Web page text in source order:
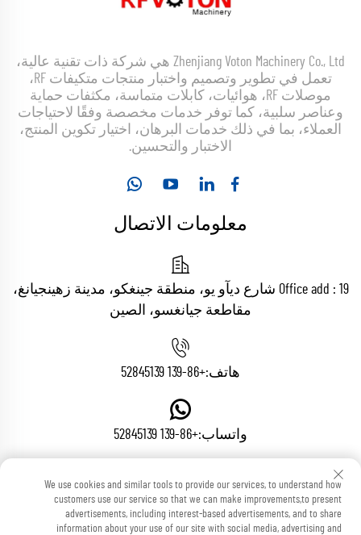
Zhenjiang Voton Machinery Co., Ltd هي شركة ذات تقنية عالية،
تعمل في تطوير وتصميم واختبار منتجات متكيفات RF،
موصلات RF، هوائيات، كابلات متماسة، مكثفات حماية
وعناصر سلبية، كما توفر خدمات مخصصة وفقًا لاحتياجات
العملاء، بما في ذلك خدمات البرهان، اختيار تكوين المنتج،
الاختبار والتحسين.
معلومات الاتصال
Office add : 19 شارع ديآو يو، منطقة جينغكو، مدينة زهينجيانغ،
مقاطعة جيانغسو، الصين
هاتف:+86-139 52845139
واتساب:+86-139 52845139
البريد الإلكتروني:[email protected]
We use cookies and similar tools to provide our services, to understand how
customers use our service so that we can make improvements,to present
advertisements, including interest-based advertisements, and to share
information about your use of our site with social media, advertising and